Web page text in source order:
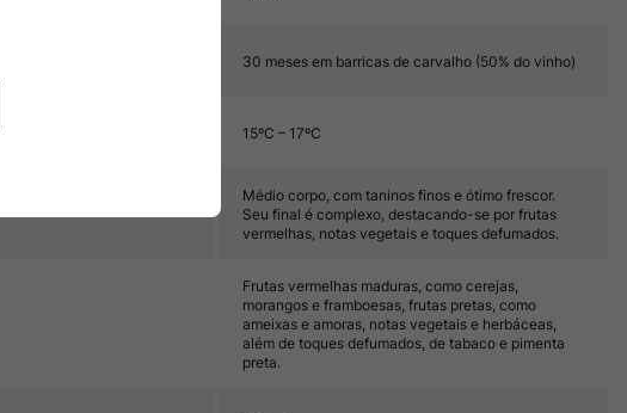
30 meses em barricas de carvalho (50% do vinho)
15ºC – 17ºC
Médio corpo, com taninos finos e ótimo frescor.
Seu final é complexo, destacando-se por frutas
vermelhas, notas vegetais e toques defumados.
Frutas vermelhas maduras, como cerejas,
morangos e framboesas, frutas pretas, como
ameixas e amoras, notas vegetais e herbáceas,
além de toques defumados, de tabaco e pimenta
preta.